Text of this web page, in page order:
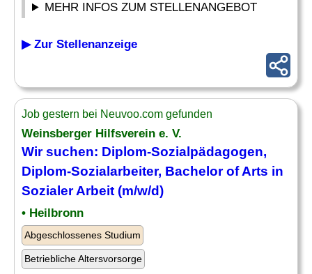
MEHR INFOS ZUM STELLENANGEBOT
▶ Zur Stellenanzeige
Job gestern bei Neuvoo.com gefunden
Weinsberger Hilfsverein e. V.
Wir suchen: Diplom-Sozialpädagogen,
Diplom-Sozialarbeiter, Bachelor of Arts in
Sozialer Arbeit (m/w/d)
• Heilbronn
Abgeschlossenes Studium
Betriebliche Altersvorsorge